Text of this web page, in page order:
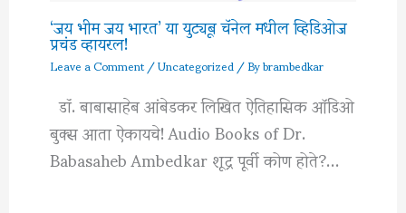
‘जय भीम जय भारत’ या युट्यूब चॅनेल मधील व्हिडिओज
प्रचंड व्हायरल!
Leave a Comment/Uncategorized/ Bybrambedkar
डॉ. बाबासाहेब आंबेडकर लिखित ऐतिहासिक ऑडिओ
बुक्स आता ऐकायचे! Audio Books of Dr.
Babasaheb Ambedkar शूद्र पूर्वी कोण होते?…